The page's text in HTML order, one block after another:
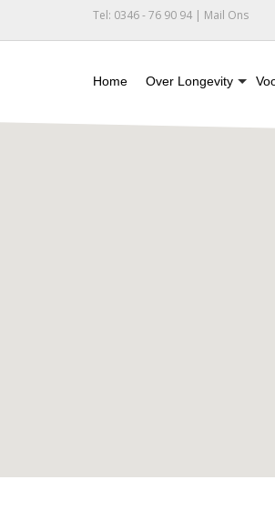
Tel: 0346 - 76 90 94 | Mail Ons
Home Over Longevity